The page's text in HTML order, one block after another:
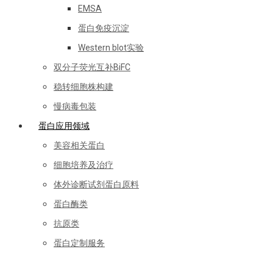
EMSA
蛋白免疫沉淀
Western blot实验
双分子荧光互补BiFC
稳转细胞株构建
慢病毒包装
蛋白应用领域
美容相关蛋白
细胞培养及治疗
体外诊断试剂蛋白原料
蛋白酶类
抗原类
蛋白定制服务